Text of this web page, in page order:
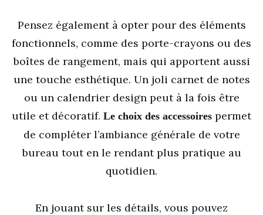
Pensez également à opter pour des éléments
fonctionnels, comme des porte-crayons ou des
boîtes de rangement, mais qui apportent aussi
une touche esthétique. Un joli carnet de notes
ou un calendrier design peut à la fois être
utile et décoratif. Le choix des accessoires permet
de compléter l’ambiance générale de votre
bureau tout en le rendant plus pratique au
quotidien.
En jouant sur les détails, vous pouvez